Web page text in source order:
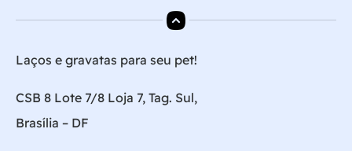
Laços e gravatas para seu pet!
CSB 8 Lote 7/8 Loja 7, Tag. Sul,
Brasília – DF